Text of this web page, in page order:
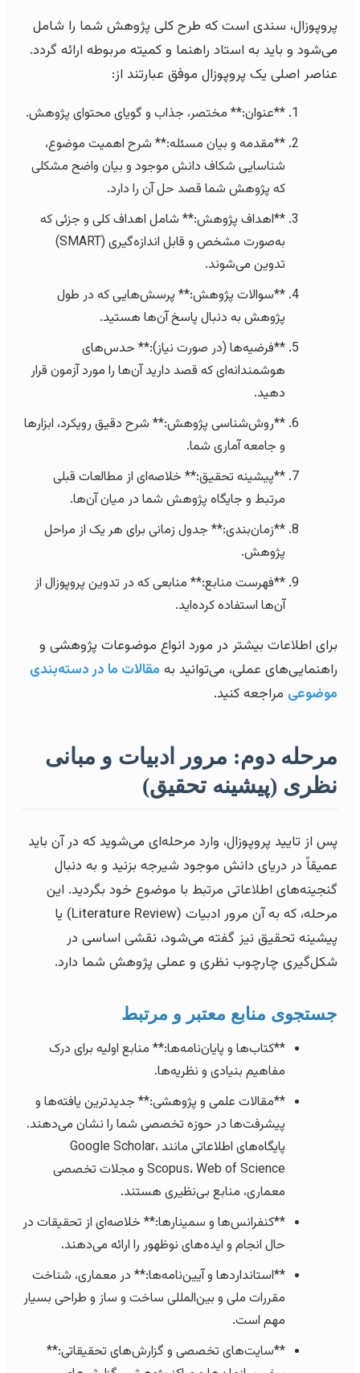
پروپوزال، سندی است که طرح کلی پژوهش شما را شامل
می‌شود و باید به استاد راهنما و کمیته مربوطه ارائه گردد.
عناصر اصلی یک پروپوزال موفق عبارتند از:
**عنوان:** مختصر، جذاب و گویای محتوای پژوهش.
**مقدمه و بیان مسئله:** شرح اهمیت موضوع،
شناسایی شکاف دانش موجود و بیان واضح مشکلی
که پژوهش شما قصد حل آن را دارد.
**اهداف پژوهش:** شامل اهداف کلی و جزئی که
به‌صورت مشخص و قابل اندازه‌گیری (SMART)
تدوین می‌شوند.
**سوالات پژوهش:** پرسش‌هایی که در طول
پژوهش به دنبال پاسخ آن‌ها هستید.
**فرضیه‌ها (در صورت نیاز):** حدس‌های
هوشمندانه‌ای که قصد دارید آن‌ها را مورد آزمون قرار
دهید.
**روش‌شناسی پژوهش:** شرح دقیق رویکرد، ابزارها
و جامعه آماری شما.
**پیشینه تحقیق:** خلاصه‌ای از مطالعات قبلی
مرتبط و جایگاه پژوهش شما در میان آن‌ها.
**زمان‌بندی:** جدول زمانی برای هر یک از مراحل
پژوهش.
**فهرست منابع:** منابعی که در تدوین پروپوزال از
آن‌ها استفاده کرده‌اید.
برای اطلاعات بیشتر در مورد انواع موضوعات پژوهشی و
راهنمایی‌های عملی، می‌توانید به مقالات ما در دسته‌بندی
موضوعی مراجعه کنید.
مرحله دوم: مرور ادبیات و مبانی
نظری (پیشینه تحقیق)
پس از تایید پروپوزال، وارد مرحله‌ای می‌شوید که در آن باید
عمیقاً در دریای دانش موجود شیرجه بزنید و به دنبال
گنجینه‌های اطلاعاتی مرتبط با موضوع خود بگردید. این
مرحله، که به آن مرور ادبیات (Literature Review) یا
پیشینه تحقیق نیز گفته می‌شود، نقشی اساسی در
شکل‌گیری چارچوب نظری و عملی پژوهش شما دارد.
جستجوی منابع معتبر و مرتبط
**کتاب‌ها و پایان‌نامه‌ها:** منابع اولیه برای درک
مفاهیم بنیادی و نظریه‌ها.
**مقالات علمی و پژوهشی:** جدیدترین یافته‌ها و
پیشرفت‌ها در حوزه تخصصی شما را نشان می‌دهند.
پایگاه‌های اطلاعاتی مانند Google Scholar،
Scopus، Web of Science و مجلات تخصصی
معماری، منابع بی‌نظیری هستند.
**کنفرانس‌ها و سمینارها:** خلاصه‌ای از تحقیقات در
حال انجام و ایده‌های نوظهور را ارائه می‌دهند.
**استانداردها و آیین‌نامه‌ها:** در معماری، شناخت
مقررات ملی و بین‌المللی ساخت و ساز و طراحی بسیار
مهم است.
**سایت‌های تخصصی و گزارش‌های تحقیقاتی:**